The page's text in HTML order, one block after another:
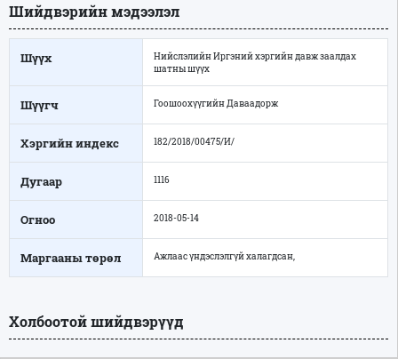
Шийдвэрийн мэдээлэл
Шүүх
Нийслэлийн Иргэний хэргийн давж заалдах
шатны шүүх
Шүүгч Гоошоохүүгийн Даваадорж
Хэргийн индекс 182/2018/00475/И/
Дугаар 1116
Огноо 2018-05-14
Маргааны төрөл Ажлаас үндэслэлгүй халагдсан,
Холбоотой шийдвэрүүд